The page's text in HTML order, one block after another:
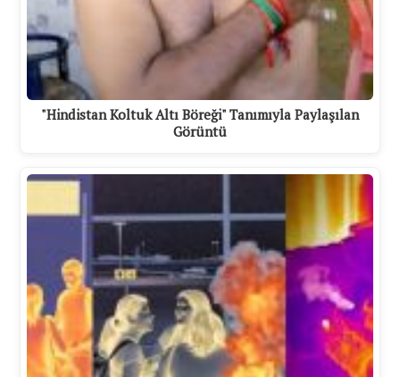
"Hindistan Koltuk Altı Böreği" Tanımıyla Paylaşılan
Görüntü